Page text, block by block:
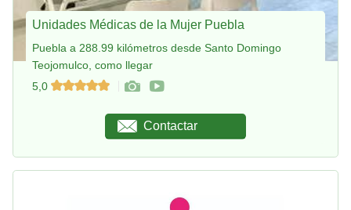
Unidades Médicas de la Mujer Puebla
Puebla a 288.99 kilómetros desde Santo Domingo
Teojomulco, como llegar
5,0
Contactar